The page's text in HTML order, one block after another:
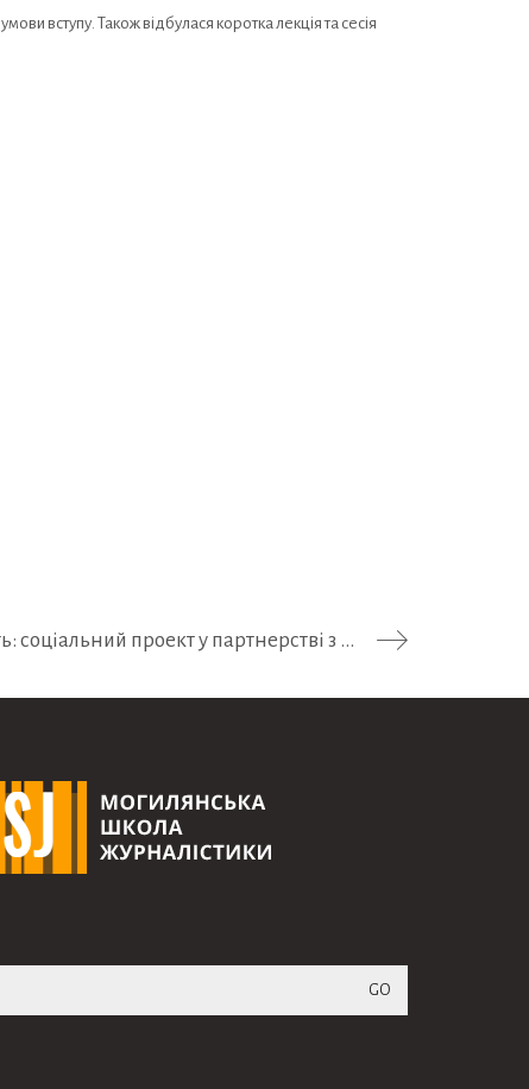
вступу. Також відбулася коротка лекція та сесія
Книги, що говорять: соціальний проект у партнерстві з МШЖ